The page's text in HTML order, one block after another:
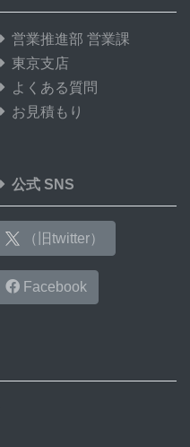
営業推進部 営業課
東京支店
よくある質問
お見積もり
公式 SNS
（旧twitter）
Facebook